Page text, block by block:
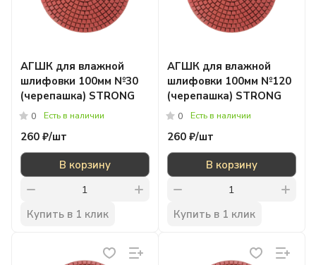
АГШК для влажной
шлифовки 100мм №30
(черепашка) STRONG
0 Есть в наличии
260 ₽/шт
В корзину
Купить в 1 клик
АГШК для влажной
шлифовки 100мм №120
(черепашка) STRONG
0 Есть в наличии
260 ₽/шт
В корзину
Купить в 1 клик